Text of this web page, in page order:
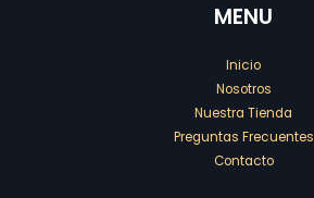
MENU
Inicio
Nosotros
Nuestra Tienda
Preguntas Frecuentes
Contacto